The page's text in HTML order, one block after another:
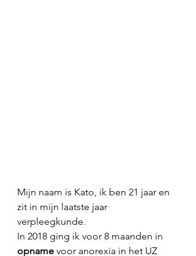
Mijn naam is Kato, ik ben 21 jaar en
zit in mijn laatste jaar
verpleegkunde.
In 2018 ging ik voor 8 maanden in
opname voor anorexia in het UZ